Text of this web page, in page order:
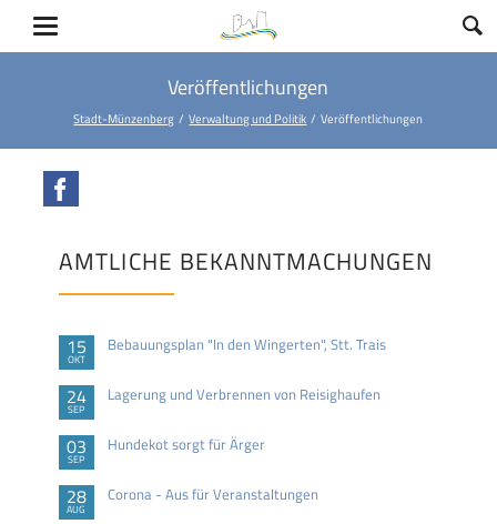
Veröffentlichungen
Stadt-Münzenberg Verwaltung und Politik Veröffentlichungen
AMTLICHE BEKANNTMACHUNGEN
15
OKT
Bebauungsplan "In den Wingerten", Stt. Trais
24
SEP
Lagerung und Verbrennen von Reisighaufen
03
SEP
Hundekot sorgt für Ärger
28
AUG
Corona - Aus für Veranstaltungen